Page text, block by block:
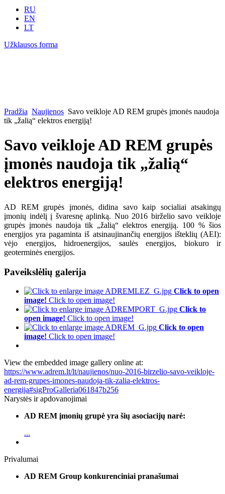
RU
EN
LT
Užklausos forma
Pradžia Naujienos Savo veikloje AD REM grupės įmonės naudoja
tik „žalią“ elektros energiją!
Savo veikloje AD REM grupės
įmonės naudoja tik „žalią“
elektros energiją!
AD REM grupės įmonės, didina savo kaip socialiai atsakingų
įmonių indėlį į švaresnę aplinką. Nuo 2016 birželio savo veikloje
grupės įmonės naudoja tik „žalią“ elektros energiją. 100 % šios
energijos yra pagaminta iš atsinaujinančių energijos išteklių (AEI):
vėjo energijos, hidroenergijos, saulės energijos, biokuro ir
geoterminės energijos.
Paveikslėlių galerija
Click to open
image! Click to open image!
Click to
open image! Click to open image!
Click to open
image! Click to open image!
View the embedded image gallery online at:
https://www.adrem.lt/lt/naujienos/nuo-2016-birzelio-savo-veikloje-
ad-rem-grupes-imones-naudoja-tik-zalia-elektros-
energija#sigProGalleria061847b256
Narystės ir apdovanojimai
AD REM įmonių grupė yra šių asociacijų narė:
...
Privalumai
AD REM Group konkurenciniai pranašumai